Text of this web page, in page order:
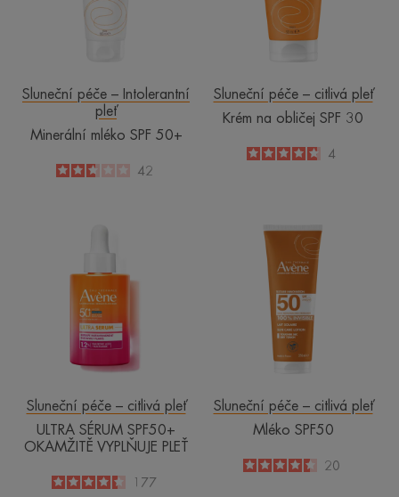
Sluneční péče – Intolerantní
pleť
Minerální mléko SPF 50+
2.6
/
5
42
Sluneční péče – citlivá pleť
Krém na obličej SPF 30
4.8
/
5
4
OKAMŽITĚ
VYPLŇUJE
PLEŤ
Sluneční péče – citlivá pleť
ULTRA SÉRUM SPF50+
OKAMŽITĚ VYPLŇUJE PLEŤ
4.4
/5177
SPF50
Sluneční péče – citlivá pleť
Mléko SPF50
4.5
/
5
20